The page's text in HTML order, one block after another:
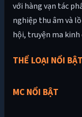
với hàng vạn tác
nghiệp thu âm và
hội, truyện ma
THỂ LOẠI NỔI BẬT
MC NỔI BẬT